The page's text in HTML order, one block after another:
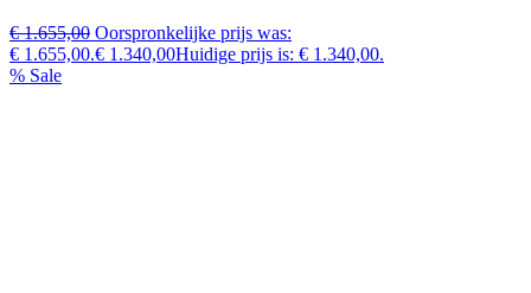
€ 1.655,00 Oorspronkelijke prijs was:
€ 1.655,00.€ 1.340,00Huidige prijs is: € 1.340,00.
% Sale